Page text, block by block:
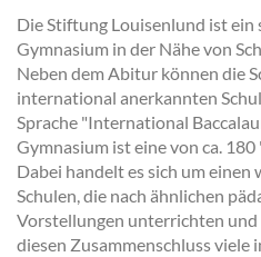
Die Stiftung Louisenlund ist
Gymnasium in der Nähe von
Neben dem Abitur können die
international anerkannten
Sprache "International
Gymnasium ist eine von ca. 180
Dabei handelt es sich um
Schulen, die nach ähnlichen
Vorstellungen unterrichten
diesen Zusammenschluss viele